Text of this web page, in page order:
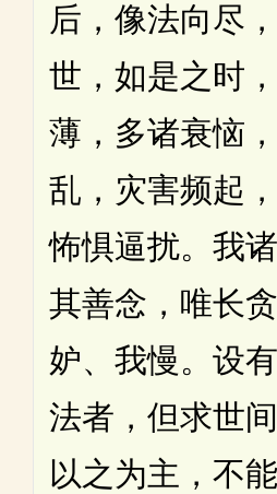
后，像法向尽
世，如是之时
薄，多诸衰恼
乱，灾害频起
怖惧逼扰。我
其善念，唯长
妒、我慢。设
法者，但求世
以之为主，不